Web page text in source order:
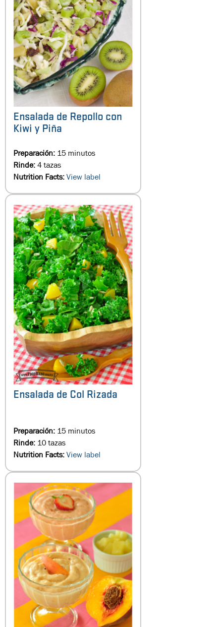
Ensalada de Repollo con
Kiwi y Piña
Preparación: 15 minutos
Rinde:4 tazas
Nutrition Facts:View label
Ensalada de Col Rizada
Preparación: 15 minutos
Rinde: 10 tazas
Nutrition Facts:View label